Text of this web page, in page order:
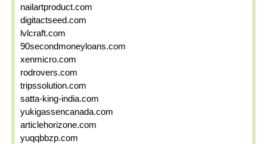
nailartproduct.com
digitactseed.com
lvlcraft.com
90secondmoneyloans.com
xenmicro.com
rodrovers.com
tripssolution.com
satta-king-india.com
yukigassencanada.com
articlehorizone.com
yuqqbbzp.com